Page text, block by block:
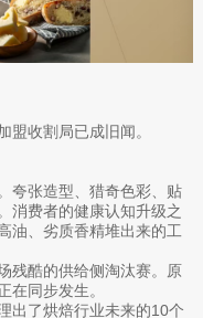
盟收割局已成旧闻。
夸张造型、猎奇色彩、贴
消费者的健康认知升级之
油、劣质香精堆出来的工
残酷的供给侧淘汰赛。原
在同步发生。
出了烘焙行业未来的10个